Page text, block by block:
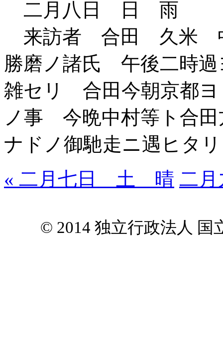
二月八日 日 雨
来訪者 合田 久米
勝磨ノ諸氏 午後二時過
雑セリ 合田今朝京都ヨ
ノ事 今晩中村等ト合
ナドノ御馳走ニ遇ヒタリ
« 二月七日 土 晴 二
© 2014 独立行政法人 国